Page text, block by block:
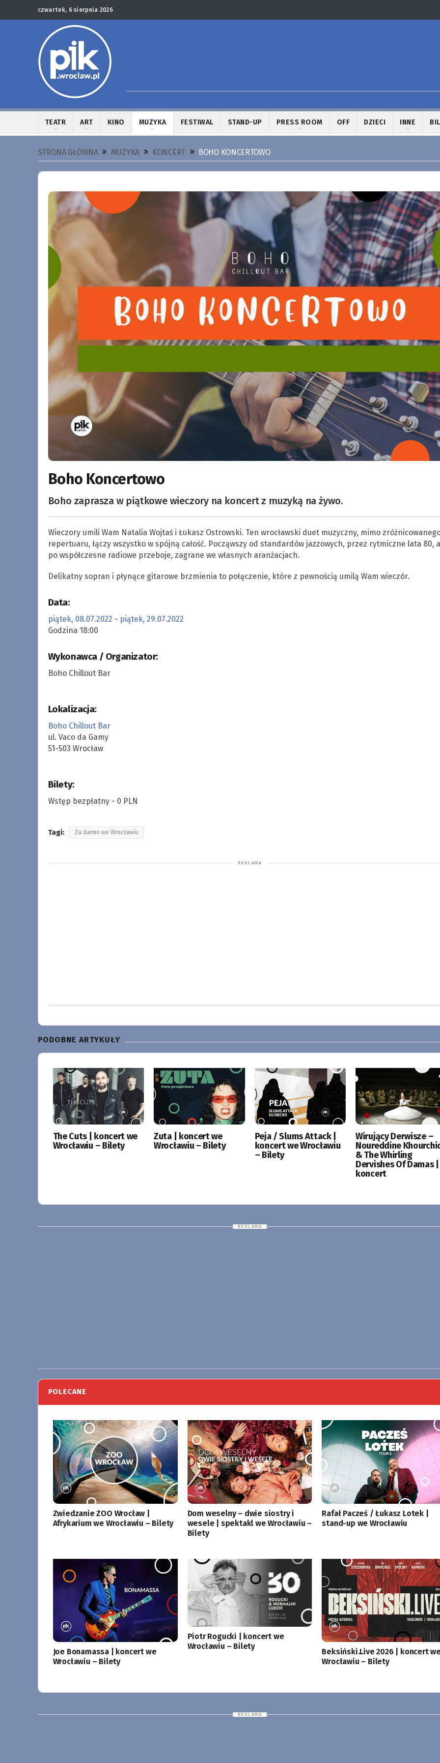
czwartek, 6 sierpnia 2026
TEATR ART KINO MUZYKA FESTIWAL STAND-UP PRESS ROOM OFF DZIECI INNE
STRONA GŁÓWNA MUZYKA KONCERT BOHO KONCERTOWO
Boho Koncertowo
Boho zaprasza w piątkowe wieczory na koncert z muzyką na żywo.
Wieczory umili Wam Natalia Wojtaś i Łukasz Ostrowski. Ten wrocławski duet muzyczny, mimo
repertuaru, łączy wszystko w spójną całość. Począwszy od standardów jazzowych, przez rytmiczne lata 80,
po współczesne radiowe przeboje, zagrane we własnych aranżacjach.
Delikatny sopran i płynące gitarowe brzmienia to połączenie, które z pewnością umilą Wam wieczór.
Data:
piątek, 08.07.2022 - piątek, 29.07.2022
Godzina 18:00
Wykonawca / Organizator:
Boho Chillout Bar
Lokalizacja:
Boho Chillout Bar
ul. Vaco da Gamy
51-503 Wrocław
Bilety:
Wstęp bezpłatny - 0 PLN
Tagi: Za darmo we Wrocławiu
PODOBNE ARTYKUŁY
The Cuts | koncert we
Wrocławiu – Bilety
Zuta | koncert we
Wrocławiu – Bilety
Peja / Slums Attack |
koncert we Wrocławiu
– Bilety
Wirujący Derwisze –
Noureddine
& The Whirling
Dervishes Of Damas |
koncert
POLECANE
Zwiedzanie ZOO Wrocław |
Afrykarium we Wrocławiu – Bilety
Dom weselny – dwie siostry i
wesele | spektakl we Wrocławiu –
Bilety
Rafał Pacześ / Łukasz Lotek |
stand-up we Wrocławiu
Joe Bonamassa | koncert we
Wrocławiu – Bilety
Piotr Rogucki | koncert we
Wrocławiu – Bilety
Beksiński.Live 2026 | koncert
Wrocławiu – Bilety